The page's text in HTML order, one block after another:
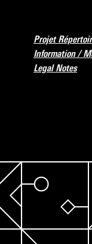
Projet
Information /
Legal Notes